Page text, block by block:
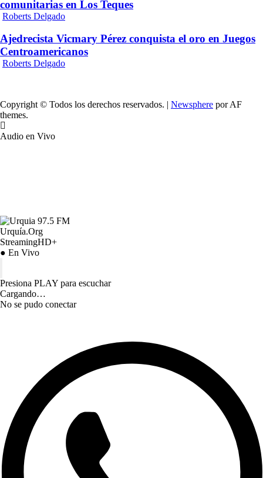
comunitarias en Los Teques
Roberts Delgado
Ajedrecista Vicmary Pérez conquista el oro en Juegos
Centroamericanos
Roberts Delgado
Copyright © Todos los derechos reservados. | Newsphere por AF
themes.
Audio en Vivo
Urquía.Org
StreamingHD+
● En Vivo
Presiona PLAY para escuchar
Cargando…
No se pudo conectar